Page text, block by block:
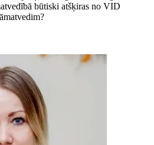
būtiski atšķiras no VID